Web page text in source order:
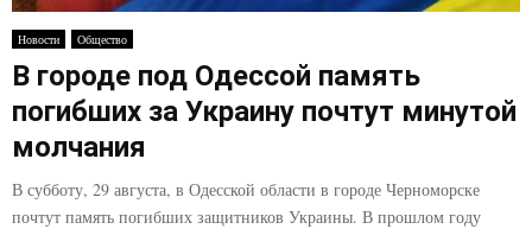
Новости Общество
В городе под Одессой память
погибших за Украину почтут минутой
молчания
В субботу, 29 августа, в Одесской области в городе Черноморске
почтут память погибших защитников Украины. В прошлом году